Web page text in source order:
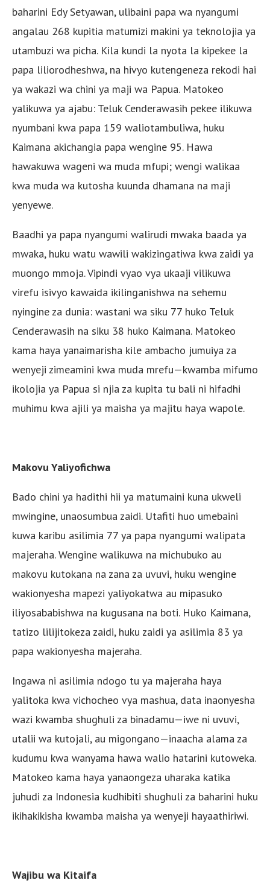
baharini Edy Setyawan, ulibaini papa wa nyangumi
angalau 268 kupitia matumizi makini ya teknolojia ya
utambuzi wa picha. Kila kundi la nyota la kipekee la
papa liliorodheshwa, na hivyo kutengeneza rekodi hai
ya wakazi wa chini ya maji wa Papua. Matokeo
yalikuwa ya ajabu: Teluk Cenderawasih pekee ilikuwa
nyumbani kwa papa 159 waliotambuliwa, huku
Kaimana akichangia papa wengine 95. Hawa
hawakuwa wageni wa muda mfupi; wengi walikaa
kwa muda wa kutosha kuunda dhamana na maji
yenyewe.
Baadhi ya papa nyangumi walirudi mwaka baada ya
mwaka, huku watu wawili wakizingatiwa kwa zaidi ya
muongo mmoja. Vipindi vyao vya ukaaji vilikuwa
virefu isivyo kawaida ikilinganishwa na sehemu
nyingine za dunia: wastani wa siku 77 huko Teluk
Cenderawasih na siku 38 huko Kaimana. Matokeo
kama haya yanaimarisha kile ambacho jumuiya za
wenyeji zimeamini kwa muda mrefu—kwamba mifumo
ikolojia ya Papua si njia za kupita tu bali ni hifadhi
muhimu kwa ajili ya maisha ya majitu haya wapole.
Makovu Yaliyofichwa
Bado chini ya hadithi hii ya matumaini kuna ukweli
mwingine, unaosumbua zaidi. Utafiti huo umebaini
kuwa karibu asilimia 77 ya papa nyangumi walipata
majeraha. Wengine walikuwa na michubuko au
makovu kutokana na zana za uvuvi, huku wengine
wakionyesha mapezi yaliyokatwa au mipasuko
iliyosababishwa na kugusana na boti. Huko Kaimana,
tatizo lilijitokeza zaidi, huku zaidi ya asilimia 83 ya
papa wakionyesha majeraha.
Ingawa ni asilimia ndogo tu ya majeraha haya
yalitoka kwa vichocheo vya mashua, data inaonyesha
wazi kwamba shughuli za binadamu—iwe ni uvuvi,
utalii wa kutojali, au migongano—inaacha alama za
kudumu kwa wanyama hawa walio hatarini kutoweka.
Matokeo kama haya yanaongeza uharaka katika
juhudi za Indonesia kudhibiti shughuli za baharini huku
ikihakikisha kwamba maisha ya wenyeji hayaathiriwi.
Wajibu wa Kitaifa